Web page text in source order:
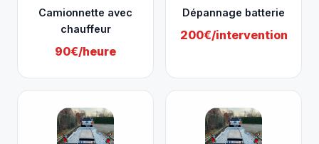
Camionnette avec
chauffeur
90€/heure
Dépannage batterie
200€/intervention